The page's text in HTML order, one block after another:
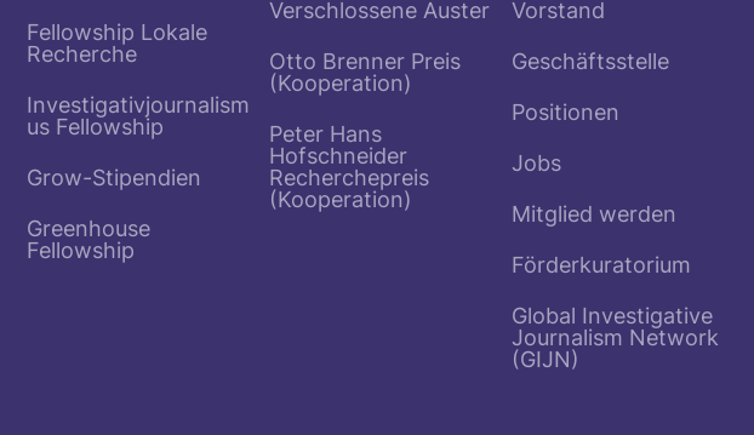
Fellowship Lokale
Recherche
Investigativjournalism
us Fellowship
Grow-Stipendien
Greenhouse
Fellowship
Verschlossene Auster
Otto Brenner Preis
(Kooperation)
Peter Hans
Hofschneider
Recherchepreis
(Kooperation)
Vorstand
Geschäftsstelle
Positionen
Jobs
Mitglied werden
Förderkuratorium
Global Investigative
Journalism Network
(GIJN)